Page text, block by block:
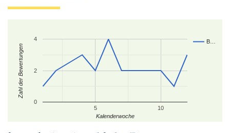
B…
5 10
0
2
4
Kalenderwoche
Zahl der Bewertungen